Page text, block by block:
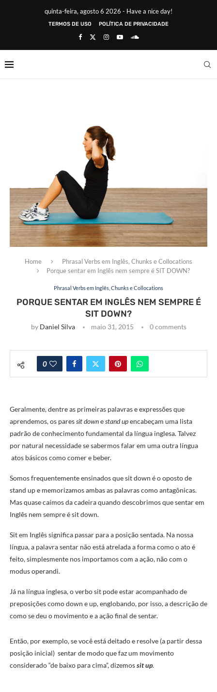
quinta-feira, agosto 6 2026 - Have a nice day!
TERMOS DE USO POLÍTICA DE PRIVACIDADE
Home
Phrasal Verbs em Inglês, Chunks e Collocations
Porque sentar em Inglês nem sempre é SIT DOWN?
Phrasal Verbs em Inglês, Chunks e Collocations
PORQUE SENTAR EM INGLÊS NEM SEMPRE É
SIT DOWN?
by Daniel Silva maio 31, 2015 0 comments
0
Geralmente, dentre as primeiras palavras e expressões que
aprendemos, os paressit downestand upencabeçam uma lista
padrão de conhecimento fundamental da língua inglesa. Talvez
por natural necessidade se sabermos falar em uma outra língua
atos básicos como comer e beber.
Somos frequentemente ensinados que sit down é o oposto de
stand up e memorizamos ambas as palavras como antagônicas.
Mas quase caímos da cadeira quando descobrimos que sentar em
Inglês nem sempre é sit down.
Sit em Inglês significa passar para a posição sentada. Na nossa
língua, a palavra sentar não está atrelada a forma como o ato é
feito, simplesmente nos importamos com a ação, não com o
modus operandi.
Já na língua inglesa, o verbo sit pode estar acompanhado de
preposições como down e up, englobando, por isso, a descrição de
como se deu o movimento e a ação final de sentar.
Então, por exemplo, se você está deitado e resolve (a partir dessa
posição inicial) sentar de modo que faz um movimento
considerado “de baixo para cima”, dizemossit up.